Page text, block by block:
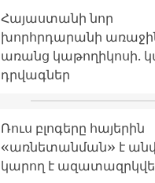
Հայաստանի նոր
խորհրդարանի
առանց կաթողիկոսի.
դրվագներ
Ռուս բլոգերը հայերին
«առնետանման» է
կարող է